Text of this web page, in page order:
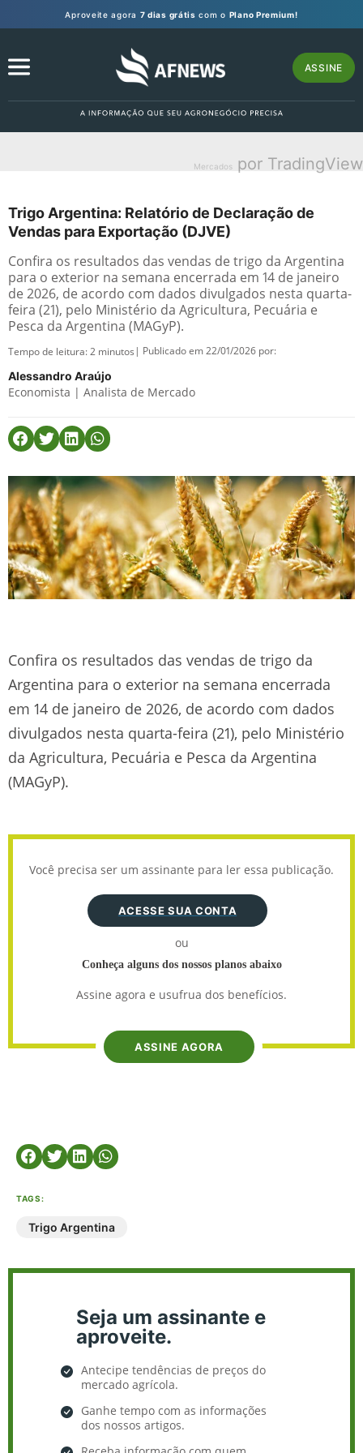
Aproveite agora 7 dias grátis com o Plano Premium!
ASSINE
Mercados por TradingView
Trigo Argentina: Relatório de Declaração de
Vendas para Exportação (DJVE)
Confira os resultados das vendas de trigo da Argentina
para o exterior na semana encerrada em 14 de janeiro
de 2026, de acordo com dados divulgados nesta quarta-
feira (21), pelo Ministério da Agricultura, Pecuária e
Pesca da Argentina (MAGyP).
Tempo de leitura:2 minutos | Publicado em 22/01/2026 por:
Alessandro Araújo
Economista | Analista de Mercado
Confira os resultados das vendas de trigo da
Argentina para o exterior na semana encerrada
em 14 de janeiro de 2026, de acordo com dados
divulgados nesta quarta-feira (21), pelo Ministério
da Agricultura, Pecuária e Pesca da Argentina
(MAGyP).
Você precisa ser um assinante para ler essa publicação.
ACESSE SUA CONTA
ou
Conheça alguns dos nossos planos abaixo
Assine agora e usufrua dos benefícios.
ASSINE AGORA
TAGS:
Trigo Argentina
Seja um assinante e
aproveite.
Antecipe tendências de preços do
mercado agrícola.
Ganhe tempo com as informações
dos nossos artigos.